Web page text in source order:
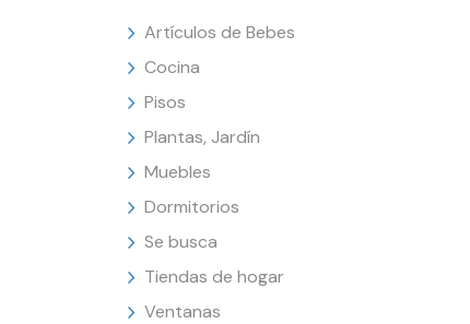
Artículos de Bebes
Cocina
Pisos
Plantas, Jardín
Muebles
Dormitorios
Se busca
Tiendas de hogar
Ventanas